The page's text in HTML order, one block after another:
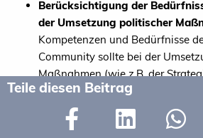
Berücksichtigung der
der Umsetzung politischer
Kompetenzen und Bedürfnisse
Community sollte bei der
Maßnahmen (wie z.B. der
Bundesregierung gegen
berücksichtigt werden.
Fortführung der Beratung und
Teile diesen Beitrag